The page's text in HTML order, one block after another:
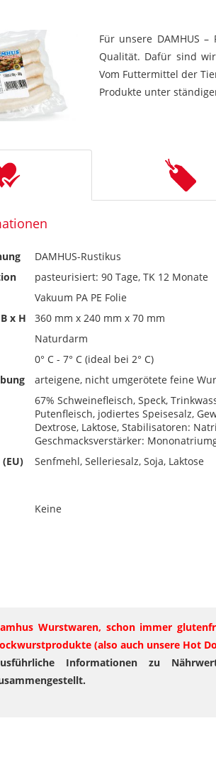
Für unsere DAMHUS
Qualität. Dafür sind
Vom Futtermittel der
Produkte unter
DAMHUS-Rustikus
pasteurisiert: 90 Tage, TK 12 Monate
Vakuum PA PE Folie
x H
360 mm x 240 mm x 70 mm
Naturdarm
0° C - 7° C (ideal bei 2° C)
arteigene, nicht umgerötete feine
67% Schweinefleisch, Speck,
Putenfleisch, jodiertes Speisesalz,
Dextrose, Laktose, Stabilisatoren:
Geschmacksverstärker:
Senfmehl, Selleriesalz, Soja, Laktose
Keine
Wurstwaren, schon immer
(also auch unsere Hot
Informationen zu